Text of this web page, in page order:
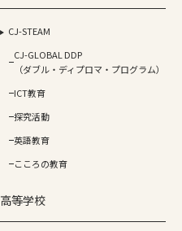
CJ-STEAM
CJ-GLOBAL DDP
（ダブル・ディプロマ・プログラム）
ICT教育
探究活動
英語教育
こころの教育
高等学校